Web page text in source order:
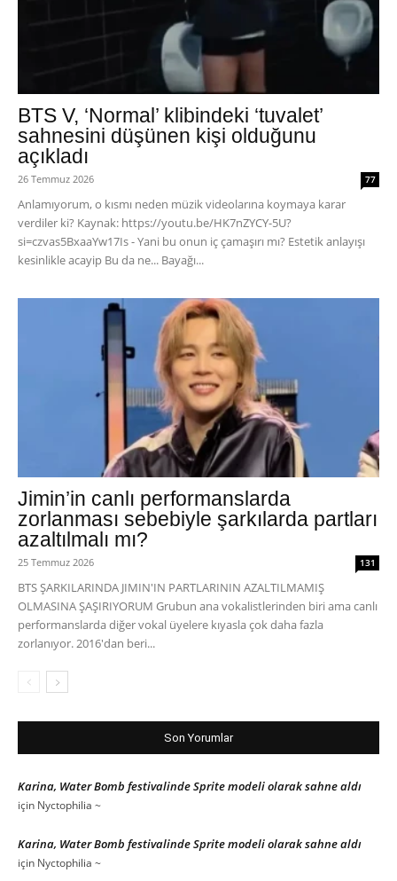
BTS V, ‘Normal’ klibindeki ‘tuvalet’
sahnesini düşünen kişi olduğunu
açıkladı
26 Temmuz 2026 77
Anlamıyorum, o kısmı neden müzik videolarına koymaya karar
verdiler ki? Kaynak: https://youtu.be/HK7nZYCY-5U?
si=czvas5BxaaYw17Is - Yani bu onun iç çamaşırı mı? Estetik anlayışı
kesinlikle acayip Bu da ne... Bayağı...
Jimin’in canlı performanslarda
zorlanması sebebiyle şarkılarda partları
azaltılmalı mı?
25 Temmuz 2026 131
BTS ŞARKILARINDA JIMIN'IN PARTLARININ AZALTILMAMIŞ
OLMASINA ŞAŞIRIYORUM Grubun ana vokalistlerinden biri ama canlı
performanslarda diğer vokal üyelere kıyasla çok daha fazla
zorlanıyor. 2016'dan beri...
Son Yorumlar
Karina, Water Bomb festivalinde Sprite modeli olarak sahne aldı
için Nyctophilia ~
Karina, Water Bomb festivalinde Sprite modeli olarak sahne aldı
için Nyctophilia ~